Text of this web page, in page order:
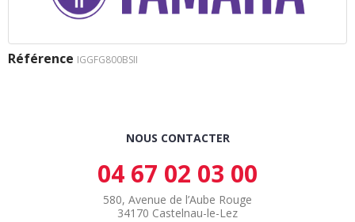
Référence IGGFG800BSII
NOUS CONTACTER
04 67 02 03 00
580, Avenue de l’Aube Rouge
34170 Castelnau-le-Lez